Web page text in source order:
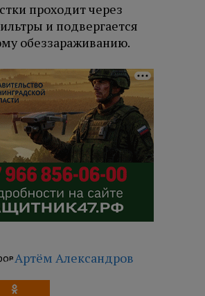
проходит через
и подвергается
обеззараживанию.
Артём Александров